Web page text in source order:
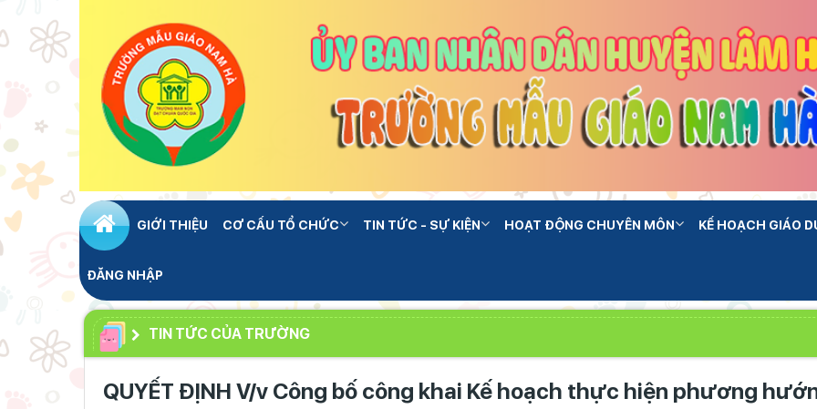
GIỚI THIỆU CƠ CẤU TỔ CHỨC TIN TỨC - SỰ KIỆN HOẠT ĐỘNG CHUYÊN MÔN KẾ HOẠCH GIÁO
ĐĂNG NHẬP
TIN TỨC CỦA TRƯỜNG
QUYẾT ĐỊNH V/v Công bố công khai Kế hoạch thực hiện phương